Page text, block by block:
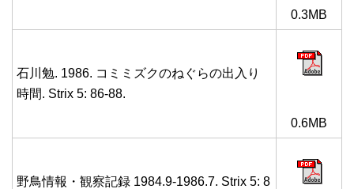
0.3MB
石川勉. 1986. コミミズクのねぐらの出入り
時間. Strix 5: 86-88.
0.6MB
野鳥情報・観察記録 1984.9-1986.7. Strix 5: 8